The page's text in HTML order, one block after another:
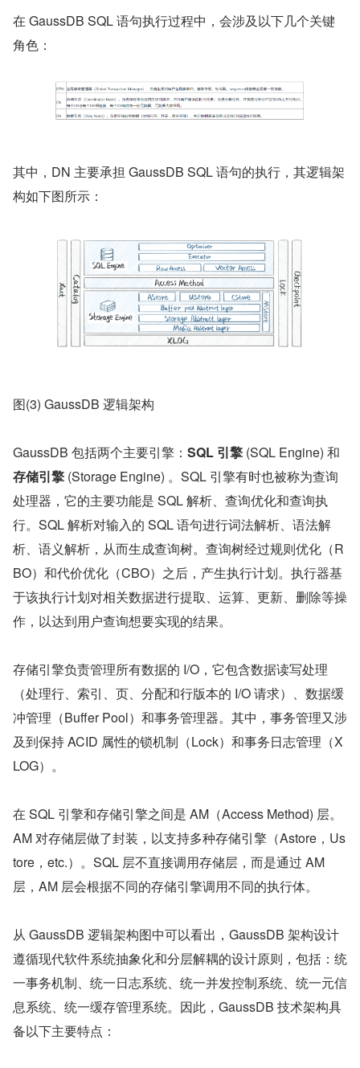
在 GaussDB SQL 语句执行过程中，会涉及以下几个关键
角色：
其中，DN 主要承担 GaussDB SQL 语句的执行，其逻辑架
构如下图所示：
图(3) GaussDB 逻辑架构
GaussDB 包括两个主要引擎： SQL 引擎 (SQL Engine) 和
存储引擎 (Storage Engine) 。SQL 引擎有时也被称为查询
处理器，它的主要功能是 SQL 解析、查询优化和查询执
行。SQL 解析对输入的 SQL 语句进行词法解析、语法解
析、语义解析，从而生成查询树。查询树经过规则优化（R
BO）和代价优化（CBO）之后，产生执行计划。执行器基
于该执行计划对相关数据进行提取、运算、更新、删除等操
作，以达到用户查询想要实现的结果。
存储引擎负责管理所有数据的 I/O，它包含数据读写处理
（处理行、索引、页、分配和行版本的 I/O 请求）、数据缓
冲管理（Buffer Pool）和事务管理器。其中，事务管理又涉
及到保持 ACID 属性的锁机制（Lock）和事务日志管理（X
LOG）。
在 SQL 引擎和存储引擎之间是 AM（Access Method) 层。
AM 对存储层做了封装，以支持多种存储引擎（Astore，Us
tore，etc.）。SQL 层不直接调用存储层，而是通过 AM
层，AM 层会根据不同的存储引擎调用不同的执行体。
从 GaussDB 逻辑架构图中可以看出，GaussDB 架构设计
遵循现代软件系统抽象化和分层解耦的设计原则，包括：统
一事务机制、统一日志系统、统一并发控制系统、统一元信
息系统、统一缓存管理系统。因此，GaussDB 技术架构具
备以下主要特点：